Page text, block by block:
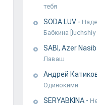
тебя
SODA LUV -
Бабкина [luchshiy
SABI, Azer
Лаваш
Андрей
Одинокими
SERYABKINA -